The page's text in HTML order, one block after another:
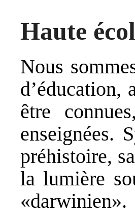
Haute
Nous
d’éducation,
être
enseignées.
préhistoire,
la lumière
«darwinien».